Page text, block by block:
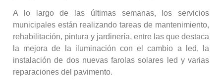
A lo largo de las últimas semanas, los servicios
municipales están realizando tareas de mantenimiento,
rehabilitación, pintura y jardinería, entre las que destaca
la mejora de la iluminación con el cambio a led, la
instalación de dos nuevas farolas solares led y varias
reparaciones del pavimento.